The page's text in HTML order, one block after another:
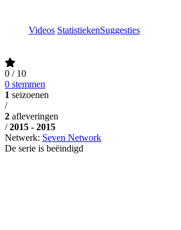
Videos StatistiekenSuggesties
0 / 10
0 stemmen
1 seizoenen
/
2 afleveringen
/ 2015 - 2015
Netwerk: Seven Network
De serie is beëindigd